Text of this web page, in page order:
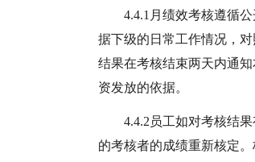
4.4.1月绩效考核遵循
据下级的日常工作情况，
结果在考核结束两天内通
资发放的依据。
4.4.2员工如对考核结
的考核者的成绩重新核定。